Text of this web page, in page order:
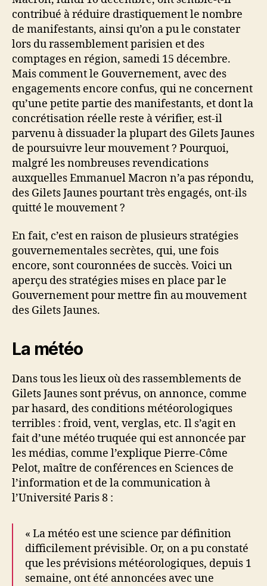
contribué à réduire drastiquement le nombre
de manifestants, ainsi qu’on a pu le constater
lors du rassemblement parisien et des
comptages en région, samedi 15 décembre.
Mais comment le Gouvernement, avec des
engagements encore confus, qui ne concernent
qu’une petite partie des manifestants, et dont la
concrétisation réelle reste à vérifier, est-il
parvenu à dissuader la plupart des Gilets Jaunes
de poursuivre leur mouvement ? Pourquoi,
malgré les nombreuses revendications
auxquelles Emmanuel Macron n’a pas répondu,
des Gilets Jaunes pourtant très engagés, ont-ils
quitté le mouvement ?
En fait, c’est en raison de plusieurs stratégies
gouvernementales secrètes, qui, une fois
encore, sont couronnées de succès. Voici un
aperçu des stratégies mises en place par le
Gouvernement pour mettre fin au mouvement
des Gilets Jaunes.
La météo
Dans tous les lieux où des rassemblements de
Gilets Jaunes sont prévus, on annonce, comme
par hasard, des conditions météorologiques
terribles : froid, vent, verglas, etc. Il s’agit en
fait d’une météo truquée qui est annoncée par
les médias, comme l’explique Pierre-Côme
Pelot, maître de conférences en Sciences de
l’information et de la communication à
l’Université Paris 8 :
« La météo est une science par définition
difficilement prévisible. Or, on a pu constaté
que les prévisions météorologiques, depuis 1
semaine, ont été annoncées avec une